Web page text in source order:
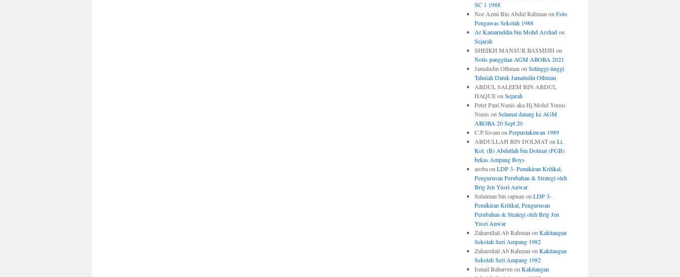
SC 1 1988
Nor Azmi Bin Abdul Rahman on Foto
Pengawas Sekolah 1988
Ar Kamaruddin bin Mohd Arshadon
Sejarah
SHEIKH MANSUR BASMEIH on
Notis panggilan AGM AROBA 2021
Jamaludin Othman on Setinggi-tinggi
Tahniah Datuk Jamaludin Othman
ABDUL SALEEM BIN ABDUL
HAQUEon Sejarah
Peter Paul Nunis aka Hj Mohd Yunus
Nunis on Selamat datang ke AGM
AROBA 20 Sept 20
C.P.Sivamon Perpustakawan 1989
ABDULLAH BIN DOLMATon Lt.
Kol. (B) Abdullah bin Dolmat (PGB)
bekas Ampang Boys
arobaon LDP 3- Pemikiran Kritikal,
Pengurusan Perubahan & Strategi oleh
Brig Jen Yusri Anwar
Sulaiman bin sapuan on LDP 3-
Pemikiran Kritikal, Pengurusan
Perubahan & Strategi oleh Brig Jen
Yusri Anwar
Zaharullail Ab Rahman on Kakitangan
Sekolah Seri Ampang 1982
Zaharullail Ab Rahman on Kakitangan
Sekolah Seri Ampang 1982
Ismail Baharomon Kakitangan